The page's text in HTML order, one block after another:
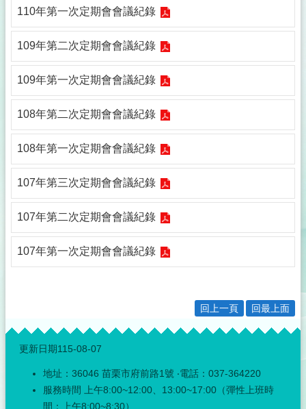
助
告
專
區
透
明
化
專
區
殯
葬
專
區
祀
110年第一次定期會會議紀錄
109年第二次定期會會議紀錄
109年第一次定期會會議紀錄
108年第二次定期會會議紀錄
108年第一次定期會會議紀錄
107年第三次定期會會議紀錄
107年第二次定期會會議紀錄
107年第一次定期會會議紀錄
回上一頁 回最上面
:::
更新日期115-08-07
地址：36046 苗栗市府前路1號 ‧電話：037-364220
服務時間 上午8:00~12:00、13:00~17:00（彈性上班時
間：上午8:00~8:30）